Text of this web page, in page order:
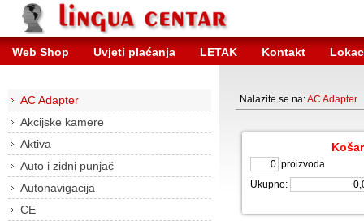
Web Shop Uvjeti plaćanja LETAK Kontakt
AC Adapter
Akcijske kamere
Aktiva
Auto i zidni punjač
Autonavigacija
CE
Nalazite se na:AC Adapter
proizvoda
Ukupno: